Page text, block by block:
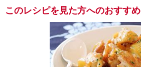
このレシピを見た方へのおすすめ